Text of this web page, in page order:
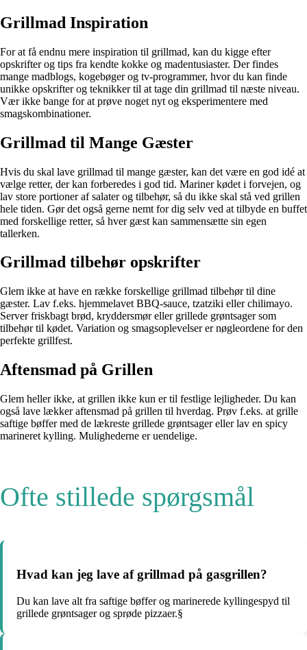
Grillmad Inspiration
For at få endnu mere inspiration til grillmad, kan du kigge efter
opskrifter og tips fra kendte kokke og madentusiaster. Der findes
mange madblogs, kogebøger og tv-programmer, hvor du kan finde
unikke opskrifter og teknikker til at tage din grillmad til næste niveau.
Vær ikke bange for at prøve noget nyt og eksperimentere med
smagskombinationer.
Grillmad til Mange Gæster
Hvis du skal lave grillmad til mange gæster, kan det være en god idé at
vælge retter, der kan forberedes i god tid. Mariner kødet i forvejen, og
lav store portioner af salater og tilbehør, så du ikke skal stå ved grillen
hele tiden. Gør det også gerne nemt for dig selv ved at tilbyde en buffet
med forskellige retter, så hver gæst kan sammensætte sin egen
tallerken.
Grillmad tilbehør opskrifter
Glem ikke at have en række forskellige grillmad tilbehør til dine
gæster. Lav f.eks. hjemmelavet BBQ-sauce, tzatziki eller chilimayo.
Server friskbagt brød, kryddersmør eller grillede grøntsager som
tilbehør til kødet. Variation og smagsoplevelser er nøgleordene for den
perfekte grillfest.
Aftensmad på Grillen
Glem heller ikke, at grillen ikke kun er til festlige lejligheder. Du kan
også lave lækker aftensmad på grillen til hverdag. Prøv f.eks. at grille
saftige bøffer med de lækreste grillede grøntsager eller lav en spicy
marineret kylling. Mulighederne er uendelige.
Ofte stillede spørgsmål
Hvad kan jeg lave af grillmad på gasgrillen?
Du kan lave alt fra saftige bøffer og marinerede kyllingespyd til
grillede grøntsager og sprøde pizzaer.§